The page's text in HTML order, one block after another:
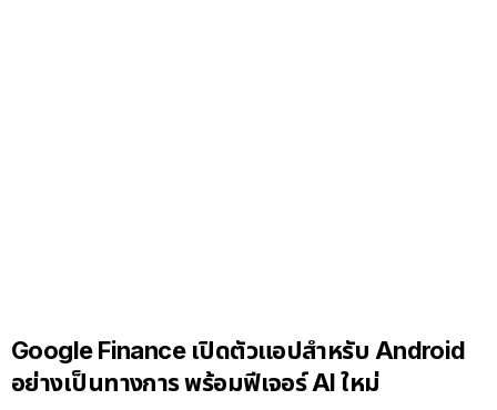
Google Finance เปิดตัวแอปสำหรับ Android
อย่างเป็นทางการ พร้อมฟีเจอร์ AI ใหม่